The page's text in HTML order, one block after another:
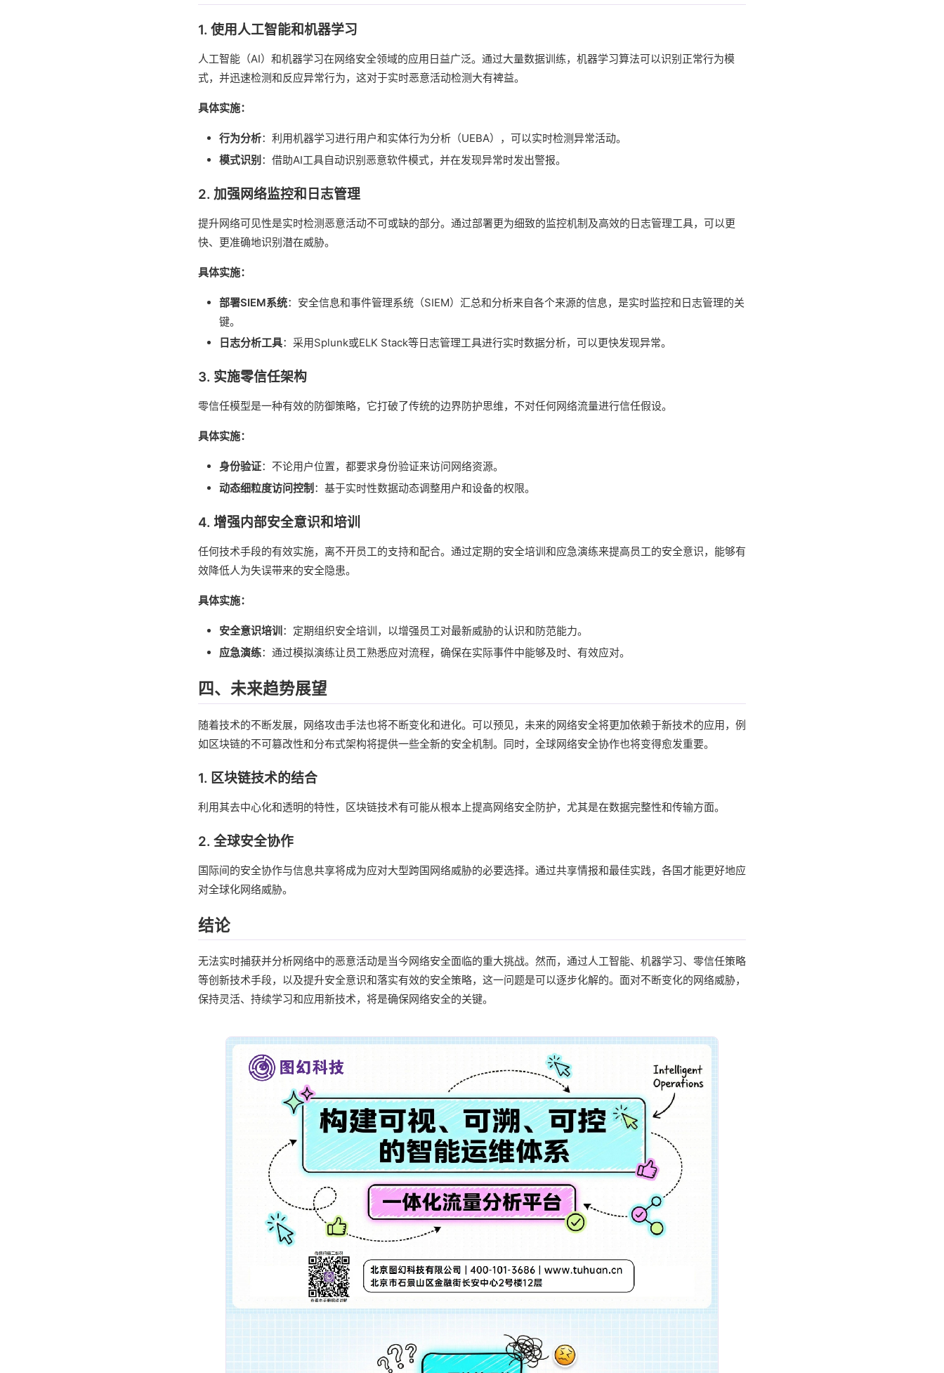
1. 使用人工智能和机器学习
人工智能（AI）和机器学习在网络安全领域的应用日益广泛。通过大量数据训练，机器学习算法可以识别正常行为模
式，并迅速检测和反应异常行为，这对于实时恶意活动检测大有裨益。
具体实施：
行为分析：利用机器学习进行用户和实体行为分析（UEBA），可以实时检测异常活动。
模式识别 ：借助AI工具自动识别恶意软件模式，并在发现异常时发出警报。
2. 加强网络监控和日志管理
提升网络可见性是实时检测恶意活动不可或缺的部分。通过部署更为细致的监控机制及高效的日志管理工具，可以更
快、更准确地识别潜在威胁。
具体实施：
部署SIEM系统：安全信息和事件管理系统（SIEM）汇总和分析来自各个来源的信息，是实时监控和日志管理的关
键。
日志分析工具：采用Splunk或ELK Stack等日志管理工具进行实时数据分析，可以更快发现异常。
3. 实施零信任架构
零信任模型是一种有效的防御策略，它打破了传统的边界防护思维，不对任何网络流量进行信任假设。
具体实施：
身份验证：不论用户位置，都要求身份验证来访问网络资源。
动态细粒度访问控制 ：基于实时性数据动态调整用户和设备的权限。
4. 增强内部安全意识和培训
任何技术手段的有效实施，离不开员工的支持和配合。通过定期的安全培训和应急演练来提高员工的安全意识，能够有
效降低人为失误带来的安全隐患。
具体实施：
安全意识培训 ：定期组织安全培训，以增强员工对最新威胁的认识和防范能力。
应急演练：通过模拟演练让员工熟悉应对流程，确保在实际事件中能够及时、有效应对。
四、未来趋势展望
随着技术的不断发展，网络攻击手法也将不断变化和进化。可以预见，未来的网络安全将更加依赖于新技术的应用，例
如区块链的不可篡改性和分布式架构将提供一些全新的安全机制。同时，全球网络安全协作也将变得愈发重要。
1. 区块链技术的结合
利用其去中心化和透明的特性，区块链技术有可能从根本上提高网络安全防护，尤其是在数据完整性和传输方面。
2. 全球安全协作
国际间的安全协作与信息共享将成为应对大型跨国网络威胁的必要选择。通过共享情报和最佳实践，各国才能更好地应
对全球化网络威胁。
结论
无法实时捕获并分析网络中的恶意活动是当今网络安全面临的重大挑战。然而，通过人工智能、机器学习、零信任策略
等创新技术手段，以及提升安全意识和落实有效的安全策略，这一问题是可以逐步化解的。面对不断变化的网络威胁，
保持灵活、持续学习和应用新技术，将是确保网络安全的关键。